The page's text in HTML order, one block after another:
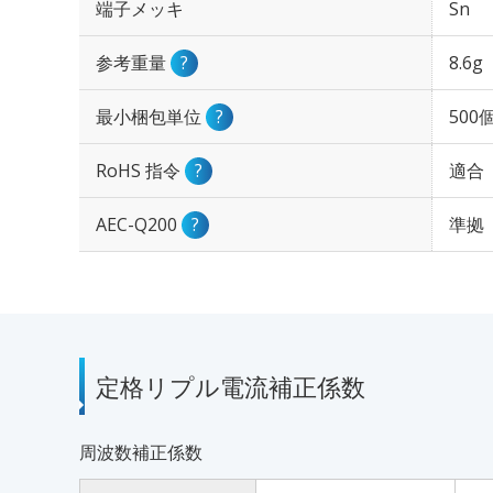
端子メッキ Sn
参考重量 ? 8.6g
最小梱包単位 ? 500
RoHS 指令 ? 適合
AEC-Q200 ? 準拠
定格リプル電流補正係数
周波数補正係数